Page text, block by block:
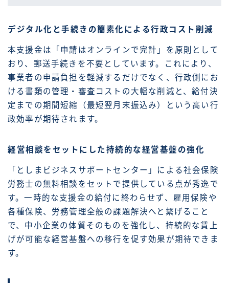
デジタル化と手続きの簡素化による行政コスト削減
本支援金は「申請はオンラインで完計」を原則として
おり、郵送手続きを不要としています。これにより、
事業者の申請負担を軽減するだけでなく、行政側にお
ける書類の管理・審査コストの大幅な削減と、給付決
定までの期間短縮（最短翌月末振込み）という高い行
政効率が期待されます。
経営相談をセットにした持続的な経営基盤の強化
「としまビジネスサポートセンター」による社会保険
労務士の無料相談をセットで提供している点が秀逸で
す。一時的な支援金の給付に終わらせず、雇用保険や
各種保険、労務管理全般の課題解決へと繋げること
で、中小企業の体質そのものを強化し、持続的な賃上
げが可能な経営基盤への移行を促す効果が期待できま
す。